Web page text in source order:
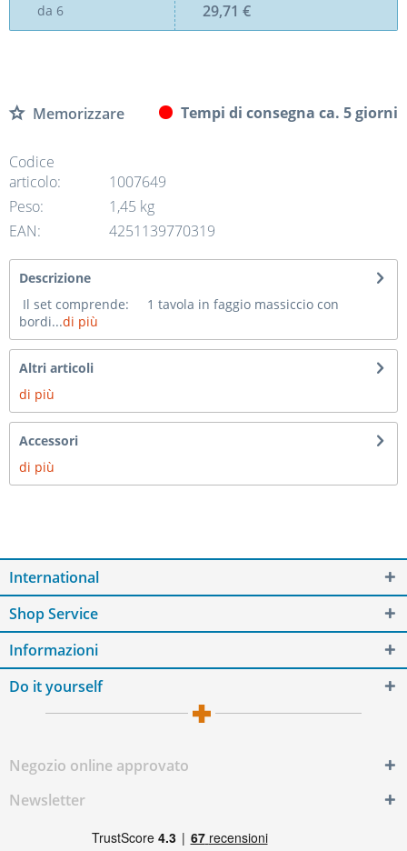
da 6 29,71 €
Memorizzare Tempi di consegna ca. 5 giorni
Codice
articolo:
1007649
Peso:
1,45 kg
EAN:
4251139770319
Descrizione
Il set comprende: 1 tavola in faggio massiccio con
bordi...di più
Altri articoli
di più
Accessori
di più
International
Shop Service
Informazioni
Do it yourself
Negozio online approvato
Newsletter